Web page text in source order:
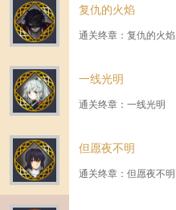
复仇的火焰
通关终章：复仇的火焰
一线光明
通关终章：一线光明
但愿夜不明
通关终章：但愿夜不明